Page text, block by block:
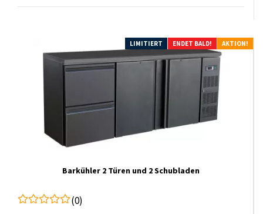
LIMITIERT ENDET BALD! AKTION!
Barkühler 2 Türen und 2 Schubladen
(0)